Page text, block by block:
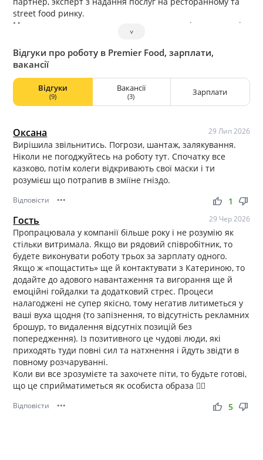
street food ринку.
Ми започаткували культуру споживання якісних хотдогів
та бургерів зі справжнього м’яса на АЗК та прагнемо
розвинути ії в усіх куточках країни.
Компанія розпочала свою діяльність у 2007 році як
ресторанів, а сьогодні ми маємо понад10 напрямів
діяльності та пропонуємо нашим партнерам готові
рішення для успішного та прибуткового бізнесу.
˅
Відгуки про роботу в Premier Food, зарплати,
вакансії
Відгуки
(9)
Вакансії
(3) Зарплати
Оксана 29 Лип 2026
Вирішила звільнитись. Погрози, шантаж, залякування.
Ніколи не погоджуйтесь на роботу тут. Спочатку все
казково, потім колеги відкривають свої маски і ти
розумієш що потрапив в зміїне гніздо.
Відповісти ••• thumb_up thumb_down
1
Гость 29 Чер 2026
Пропрацювала у компанії більше року і не розумію як
стільки витримала. Якщо ви рядовий співробітник, то
будете виконувати роботу трьох за зарплату одного.
Якщо ж «пощастить» ще й контактувати з Катериною, то
додайте до адового навантаження та вигорання ще й
емоційні гойдалки та додатковий стрес. Процеси
налагоджені не супер якісно, тому негатив литиметься у
ваші вуха щодня (то запізнення, то відсутність рекламних
брошур, то видалення відсутніх позицій без
попередження). Із позитивного це чудові люди, які
приходять туди повні сил та натхнення і йдуть звідти в
повному розчаруванні.
Коли ви все зрозумієте та захочете піти, то будьте готові,
що це сприйматиметься як особиста образа 🤷‍♀️
Відповісти ••• thumb_up thumb_down
5